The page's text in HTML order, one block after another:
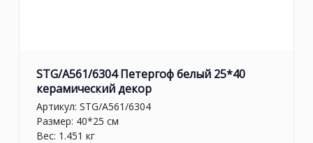
STG/A561/6304 Петергоф белый 25*40
керамический декор
Артикул: STG/A561/6304
Размер: 40*25 см
Вес: 1.451 кг